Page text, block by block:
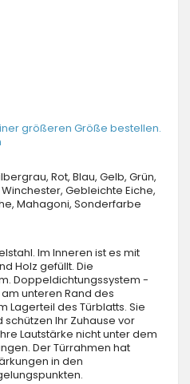
größeren Größe bestellen.
Rot, Blau, Gelb, Grün,
Gebleichte Eiche,
Mahagoni, Sonderfarbe
Im Inneren ist es mit
Holz gefüllt. Die
Doppeldichtungssystem -
unteren Rand des
Lagerteil des Türblatts. Sie
Ihr Zuhause vor
Lautstärke nicht unter dem
Der Türrahmen hat
in den